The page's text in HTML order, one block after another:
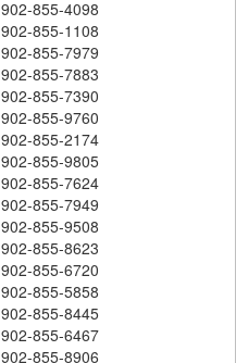
902-855-4098
902-855-1108
902-855-7979
902-855-7883
902-855-7390
902-855-9760
902-855-2174
902-855-9805
902-855-7624
902-855-7949
902-855-9508
902-855-8623
902-855-6720
902-855-5858
902-855-8445
902-855-6467
902-855-8906